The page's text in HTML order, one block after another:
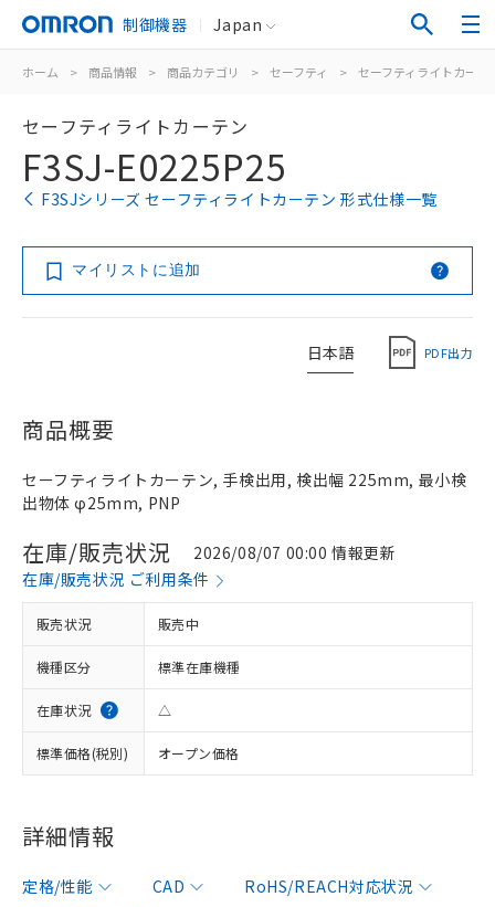
制御機器 Japan
ホーム > 商品情報 > 商品カテゴリ > セーフティ > セーフティライトカー
セーフティライトカーテン
F3SJ-E0225P25
F3SJシリーズ セーフティライトカーテン 形式仕様一覧
マイリストに追加
日本語 PDF出力
商品概要
セーフティライトカーテン, 手検出用, 検出幅 225mm, 最小検
出物体 φ25mm, PNP
在庫/販売状況
2026/08/07 00:00 情報更新
在庫/販売状況 ご利用条件
販売状況 販売中
機種区分 標準在庫機種
在庫状況 △
標準価格(税別) オープン価格
詳細情報
定格/性能 CAD
RoHS/REACH対応状況